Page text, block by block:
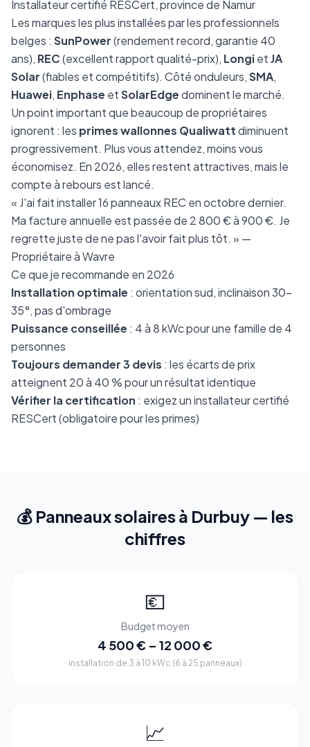
Installateur certifié RESCert, province de Namur
Les marques les plus installées par les professionnels
belges : SunPower(rendement record, garantie 40
ans), REC(excellent rapport qualité-prix), LongietJA
Solar(fiables et compétitifs). Côté onduleurs,SMA,
Huawei, Enphase etSolarEdgedominent le marché.
Un point important que beaucoup de propriétaires
ignorent : les primes wallonnes Qualiwattdiminuent
progressivement. Plus vous attendez, moins vous
économisez. En 2026, elles restent attractives, mais le
compte à rebours est lancé.
« J'ai fait installer 16 panneaux REC en octobre dernier.
Ma facture annuelle est passée de 2 800 € à 900 €. Je
regrette juste de ne pas l'avoir fait plus tôt. » —
Propriétaire à Wavre
Ce que je recommande en 2026
Installation optimale : orientation sud, inclinaison 30-
35°, pas d'ombrage
Puissance conseillée : 4 à 8 kWc pour une famille de 4
personnes
Toujours demander 3 devis : les écarts de prix
atteignent 20 à 40 % pour un résultat identique
Vérifier la certification : exigez un installateur certifié
RESCert (obligatoire pour les primes)
💰 Panneaux solaires à Durbuy — les
chiffres
💶
Budget moyen
4 500 € – 12 000 €
installation de 3 à 10 kWc (6 à 25 panneaux)
📈